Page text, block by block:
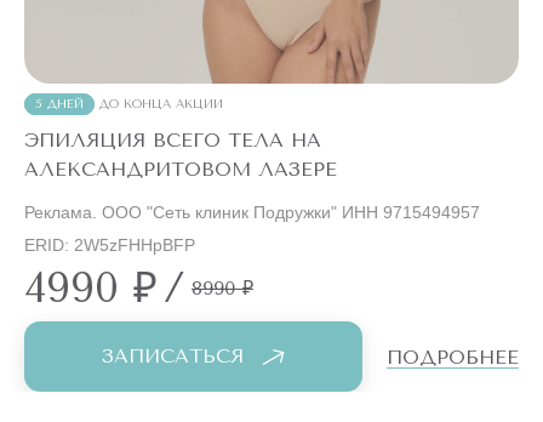
5 ДНЕЙ ДО КОНЦА АКЦИИ
ЭПИЛЯЦИЯ ВСЕГО ТЕЛА НА
АЛЕКСАНДРИТОВОМ ЛАЗЕРЕ
4990 ₽/ 8990 ₽
Реклама. ООО "Сеть клиник Подружки" ИНН 9715494957
ERID: 2W5zFHHpBFP
ЗАПИСАТЬСЯ ПОДРОБНЕЕ